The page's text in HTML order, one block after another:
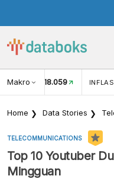
Makro
USD/IDR 18.059
Home Data Stories
TELECOMMUNICATIONS
Top 10 Youtuber
Mingguan